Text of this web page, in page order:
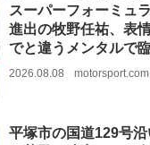
スーパーフォーミュ
進出の牧野任祐、表
でと違うメンタルで
2026.08.08
平塚市の国道129号